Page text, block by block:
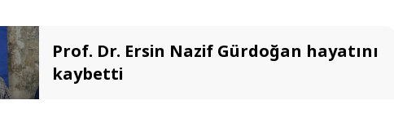
Prof. Dr. Ersin Nazif Gürdoğan hayatını
kaybetti